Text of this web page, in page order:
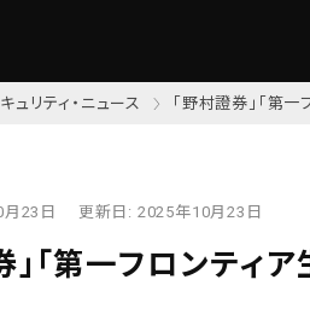
ュリティ・ニュース 「野村證券」「第
23日 更新日: 2025年10月23日
」「第一フロンティ